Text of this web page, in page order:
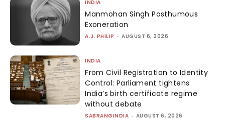
INDIA
Manmohan Singh Posthumous
Exoneration
A.J. PHILIP - AUGUST 6, 2026
INDIA
From Civil Registration to Identity
Control: Parliament tightens
India’s birth certificate regime
without debate
SABRANGINDIA - AUGUST 6, 2026